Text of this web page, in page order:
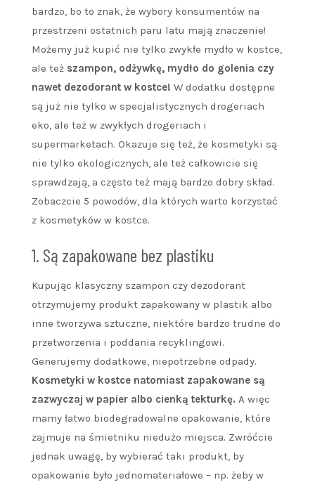
bardzo, bo to znak, że wybory konsumentów na
przestrzeni ostatnich paru latu mają znaczenie!
Możemy już kupić nie tylko zwykłe mydło w kostce,
ale też szampon, odżywkę, mydło do golenia czy
nawet dezodorant w kostce! W dodatku dostępne
są już nie tylko w specjalistycznych drogeriach
eko, ale też w zwykłych drogeriach i
supermarketach. Okazuje się też, że kosmetyki są
nie tylko ekologicznych, ale też całkowicie się
sprawdzają, a często też mają bardzo dobry skład.
Zobaczcie 5 powodów, dla których warto korzystać
z kosmetyków w kostce.
1. Są zapakowane bez plastiku
Kupując klasyczny szampon czy dezodorant
otrzymujemy produkt zapakowany w plastik albo
inne tworzywa sztuczne, niektóre bardzo trudne do
przetworzenia i poddania recyklingowi.
Generujemy dodatkowe, niepotrzebne odpady.
Kosmetyki w kostce natomiast zapakowane są
zazwyczaj w papier albo cienką tekturkę. A więc
mamy łatwo biodegradowalne opakowanie, które
zajmuje na śmietniku niedużo miejsca. Zwróćcie
jednak uwagę, by wybierać taki produkt, by
opakowanie było jednomateriałowe – np. żeby w